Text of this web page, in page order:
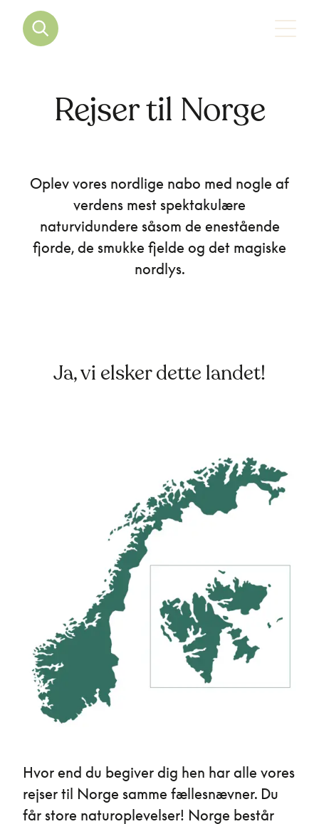
Rejser til Norge
Oplev vores nordlige nabo med nogle af
verdens mest spektakulære
naturvidundere såsom de enestående
fjorde, de smukke fjelde og det magiske
nordlys.
Ja, vi elsker dette landet!
Hvor end du begiver dig hen har alle vores
rejser til Norge samme fællesnævner. Du
får store naturoplevelser! Norge består